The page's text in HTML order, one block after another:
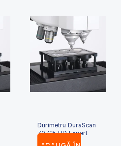
Durimetru DuraScan
70 G5 HD Expert